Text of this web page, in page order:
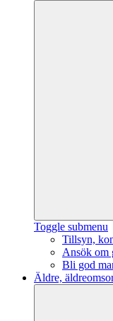
Toggle submenu
Tillsyn,
Ansök om
Bli god
Äldre,